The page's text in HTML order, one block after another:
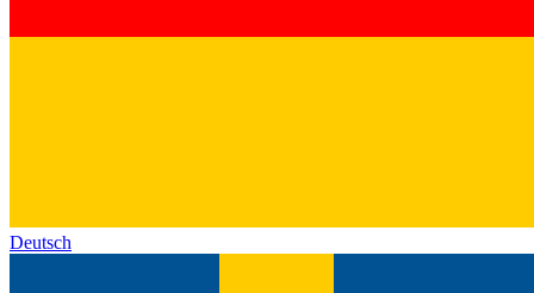
Deutsch